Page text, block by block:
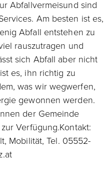
Abfallvermeisund sind
Am besten ist es,
Abfall entstehen zu
rauszutragen und
sich Abfall aber nicht
es, ihn richtig zu
was wir wegwerfen,
gewonnen werden.
der Gemeinde
Verfügung.Kontakt:
Mobilität, Tel. 05552-